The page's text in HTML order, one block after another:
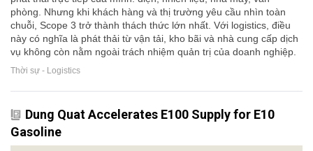
phòng. Nhưng khi khách hàng và thị trường yêu cầu nhìn toàn
chuỗi, Scope 3 trở thành thách thức lớn nhất. Với logistics, điều
này có nghĩa là phát thải từ vận tải, kho bãi và nhà cung cấp dịch
vụ không còn nằm ngoài trách nhiệm quản trị của doanh nghiệp.
Thời sự - Logistics
Dung Quat Accelerates E100 Supply for E10
Gasoline